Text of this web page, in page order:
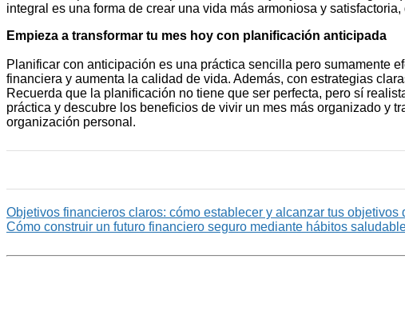
integral es una forma de crear una vida más armoniosa y
Empieza a transformar tu mes hoy con planificación anticipada
Planificar con anticipación es una práctica sencilla pero sumamente
financiera y aumenta la calidad de vida. Además, con estrategias
Recuerda que la planificación no tiene que ser perfecta, pero sí
práctica y descubre los beneficios de vivir un mes más organizado y
organización personal.
Objetivos financieros claros: cómo establecer y alcanzar tus objetivos
Cómo construir un futuro financiero seguro mediante hábitos